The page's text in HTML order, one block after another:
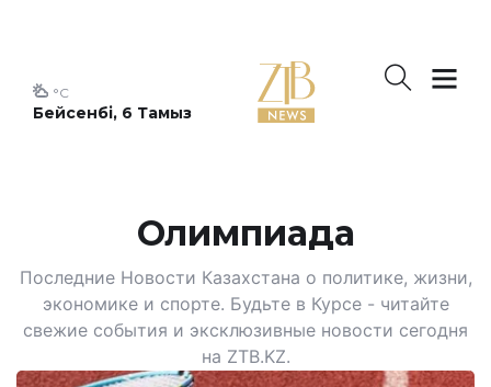
Бейсенбі, 6 Тамыз
°C
Олимпиада
Последние Новости Казахстана о политике, жизни,
экономике и спорте. Будьте в Курсе - читайте
свежие события и эксклюзивные новости сегодня
на ZTB.KZ.